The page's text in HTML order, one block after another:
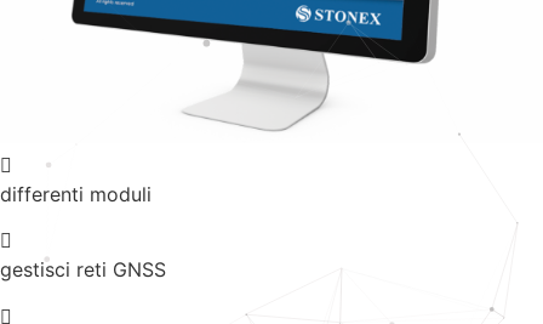
differenti moduli
gestisci reti GNSS